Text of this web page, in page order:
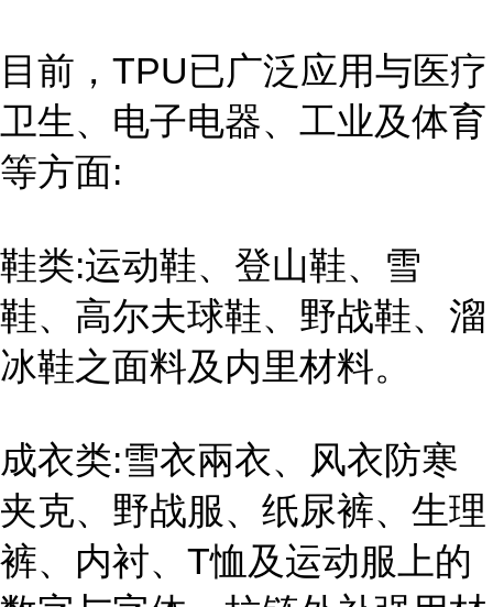
目前，TPU已广泛应用与医疗
卫生、电子电器、工业及体育
等方面:
鞋类:运动鞋、登山鞋、雪
鞋、高尔夫球鞋、野战鞋、溜
冰鞋之面料及内里材料。
成衣类:雪衣兩衣、风衣防寒
夹克、野战服、纸尿裤、生理
裤、内衬、T恤及运动服上的